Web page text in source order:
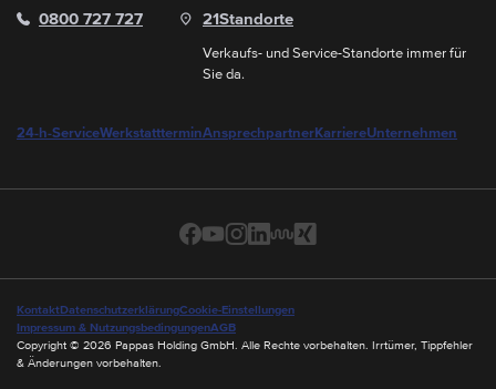
0800 727 727 21 Standorte
Verkaufs- und Service-Standorte immer für
Sie da.
24-h-ServiceWerkstattterminAnsprechpartnerKarriereUnternehmen
KontaktDatenschutzerklärungCookie-Einstellungen
Impressum & NutzungsbedingungenAGB
Copyright © 2026 Pappas Holding GmbH. Alle Rechte vorbehalten. Irrtümer, Tippfehler
& Änderungen vorbehalten.